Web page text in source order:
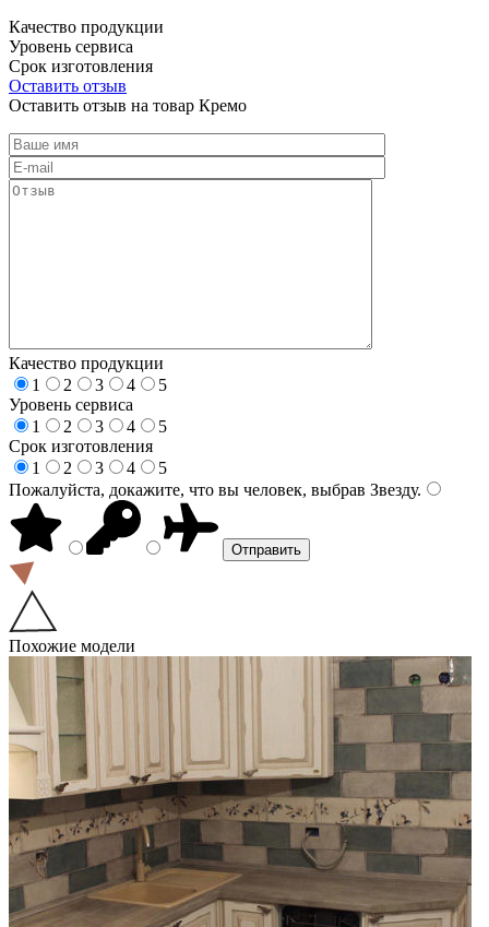
Качество продукции
Уровень сервиса
Срок изготовления
Оставить отзыв
Оставить отзыв на товар Кремо
Качество продукции
1
2 3 4
5
Уровень сервиса
1
2 3 4
5
Срок изготовления
1
2 3 4
5
Пожалуйста, докажите, что вы человек, выбрав Звезду.
Похожие модели